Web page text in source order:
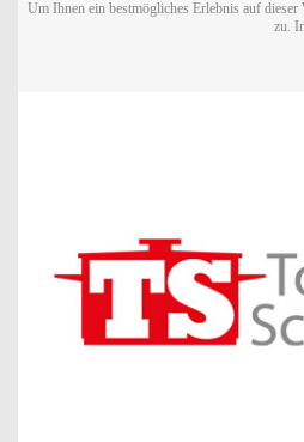
Um Ihnen ein bestmögliches Erlebnis auf
zu.